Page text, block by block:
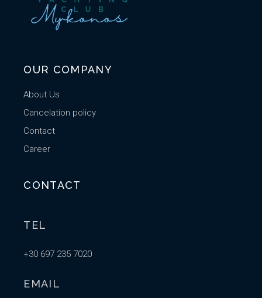
OUR COMPANY
About Us
Cancelation policy
Contact
Career
CONTACT
TEL
+30 697 235 7020
EMAIL